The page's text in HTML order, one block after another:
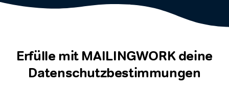
Erfülle mit MAILINGWORK deine
Datenschutzbestimmungen